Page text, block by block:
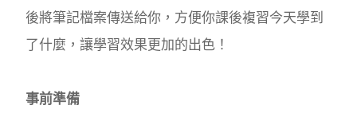
後將筆記檔案傳送給你，方便你課後複習今天學到
了什麼，讓學習效果更加的出色！
事前準備